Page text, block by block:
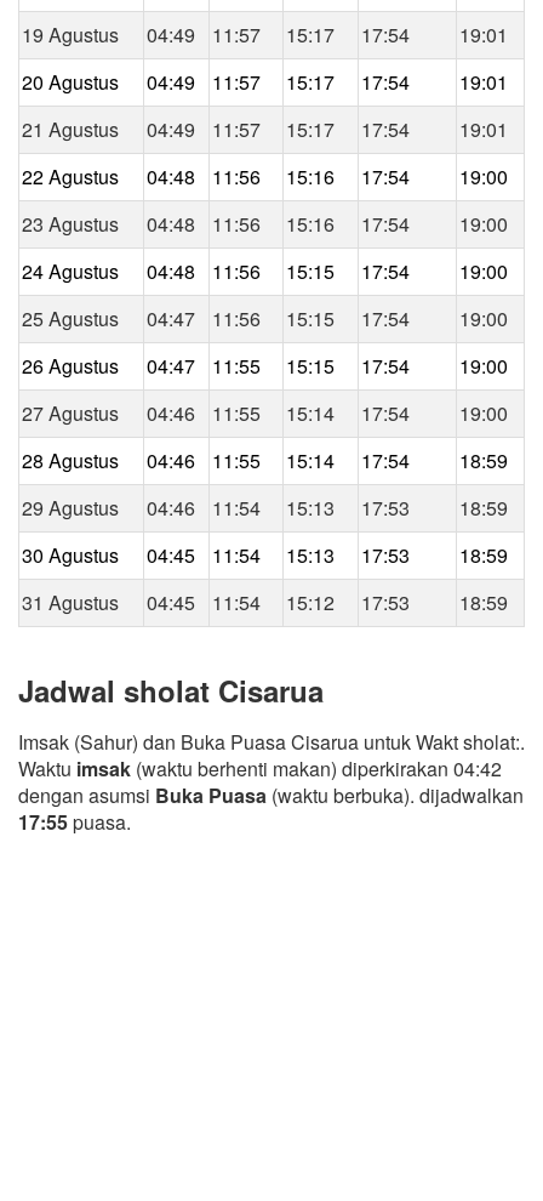
19 Agustus
04:49 11:57 15:17 17:54
19:01
20 Agustus
04:49 11:57 15:17 17:54
19:01
21 Agustus
04:49 11:57 15:17 17:54
19:01
22 Agustus
04:48 11:56 15:16 17:54
19:00
23 Agustus
04:48 11:56 15:16 17:54
19:00
24 Agustus
04:48 11:56 15:15 17:54
19:00
25 Agustus
04:47 11:56 15:15 17:54
19:00
26 Agustus
04:47 11:55 15:15 17:54
19:00
27 Agustus
04:46 11:55 15:14 17:54
19:00
28 Agustus
04:46 11:55 15:14 17:54
18:59
29 Agustus
04:46 11:54 15:13 17:53
18:59
30 Agustus
04:45 11:54 15:13 17:53
18:59
31 Agustus
04:45 11:54 15:12 17:53 18:59
Jadwal sholat Cisarua
Imsak (Sahur) dan Buka Puasa Cisarua untuk Wakt sholat:.
Waktu imsak (waktu berhenti makan) diperkirakan 04:42
dengan asumsi Buka Puasa (waktu berbuka). dijadwalkan
17:55puasa.